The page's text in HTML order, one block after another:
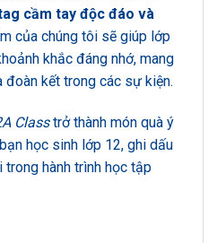
cầm tay độc đáo và
của chúng tôi sẽ giúp lớp
khắc đáng nhớ, mang
đoàn kết trong các sự kiện.
Classtrở thành món quà ý
học sinh lớp 12, ghi dấu
hành trình học tập